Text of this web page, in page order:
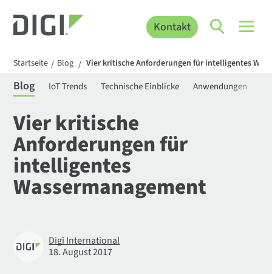
Kontakt
Startseite / Blog / Vier kritische Anforderungen für intelligentes
Blog IoT Trends Technische Einblicke Anwendungen
Vier kritische
Anforderungen für
intelligentes
Wassermanagement
Digi International
18. August 2017